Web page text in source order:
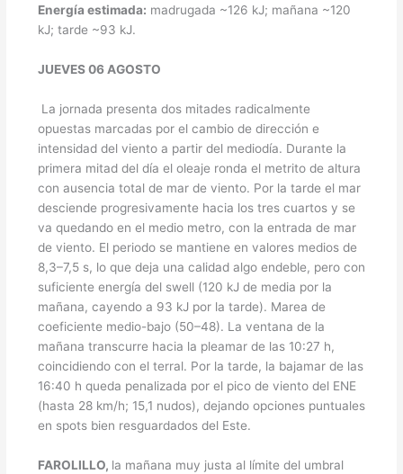
Energía estimada: madrugada ~126 kJ; mañana ~120
kJ; tarde ~93 kJ.
JUEVES 06 AGOSTO
La jornada presenta dos mitades radicalmente
opuestas marcadas por el cambio de dirección e
intensidad del viento a partir del mediodía. Durante la
primera mitad del día el oleaje ronda el metrito de altura
con ausencia total de mar de viento. Por la tarde el mar
desciende progresivamente hacia los tres cuartos y se
va quedando en el medio metro, con la entrada de mar
de viento. El periodo se mantiene en valores medios de
8,3–7,5 s, lo que deja una calidad algo endeble, pero con
suficiente energía del swell (120 kJ de media por la
mañana, cayendo a 93 kJ por la tarde). Marea de
coeficiente medio-bajo (50–48). La ventana de la
mañana transcurre hacia la pleamar de las 10:27 h,
coincidiendo con el terral. Por la tarde, la bajamar de las
16:40 h queda penalizada por el pico de viento del ENE
(hasta 28 km/h; 15,1 nudos), dejando opciones puntuales
en spots bien resguardados del Este.
FAROLILLO, la mañana muy justa al límite del umbral